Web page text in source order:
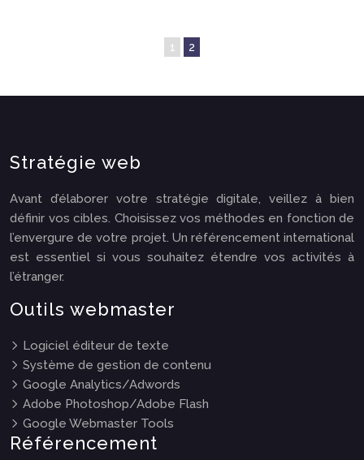
1 2
Stratégie web
Avant d’élaborer votre stratégie digitale, veillez à bien
définir vos cibles. Choisissez vos méthodes en fonction de
l’envergure de votre projet. Un référencement international
est essentiel si vous souhaitez étendre vos activités à
l’étranger.
Outils webmaster
Logiciel éditeur de texte
Système de gestion de contenu
Google Analytics/Adwords
Adobe Photoshop/Adobe Flash
Google Webmaster Tools
Référencement